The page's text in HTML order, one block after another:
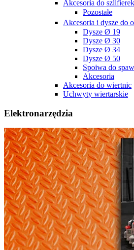
Akcesoria do
Pozostałe
Akcesoria i dysze do
Dysze Ø 19
Dysze Ø 30
Dysze Ø 34
Dysze Ø 50
Spoiwa do
Akcesoria
Akcesoria do wiertnic
Uchwyty wiertarskie
Elektronarzędzia